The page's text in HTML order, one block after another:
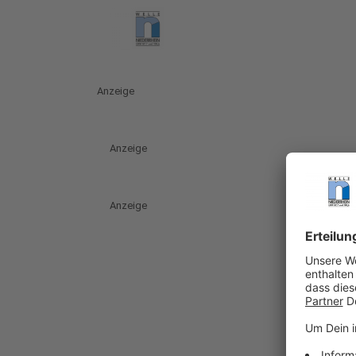
Anzeige
Anzeige
Anzeige